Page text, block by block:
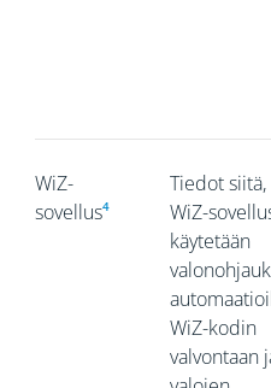
WiZ-
sovellus⁴
Tiedot
WiZ-
käytetään
WiZ-kodin
valvontaan